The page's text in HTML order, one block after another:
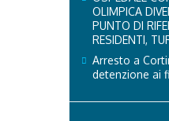
OLIMPICA
PUNTO DI
RESIDENTI,
Arresto a
detenzione ai